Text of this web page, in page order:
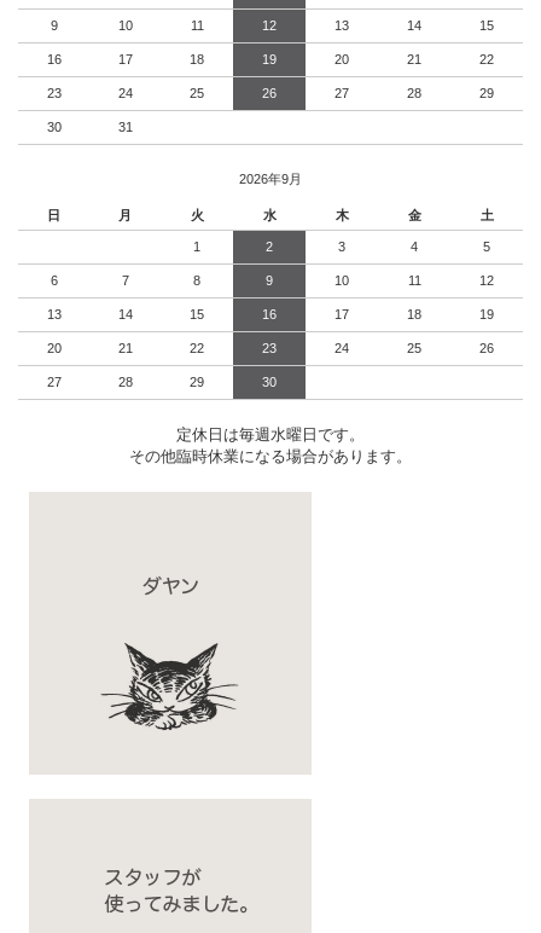
9 10 11 12 13 14 15
16 17 18 19 20 21 22
23 24 25 26 27 28 29
30 31
2026年9月
日 月 火 水 木 金 土
1 2 3 4 5
6 7 8 9 10 11 12
13 14 15 16 17 18 19
20 21 22 23 24 25 26
27 28 29 30
定休日は毎週水曜日です。
その他臨時休業になる場合があります。